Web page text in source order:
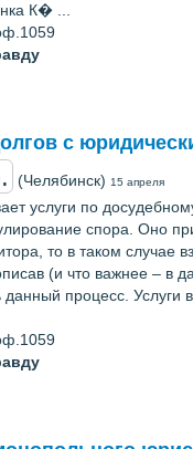
К� ...
с
(Челябинск) 15 апреля
услуги по
спора. Оно
то в таком случае
(и что важнее – в
данный процесс.